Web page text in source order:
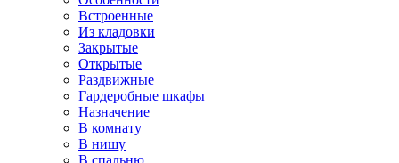
Встроенные
Из кладовки
Закрытые
Открытые
Раздвижные
Гардеробные шкафы
Назначение
В комнату
В нишу
В спальню